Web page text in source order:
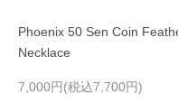
Phoenix 50 Sen Coin
Necklace
7,000円(税込7,700円)